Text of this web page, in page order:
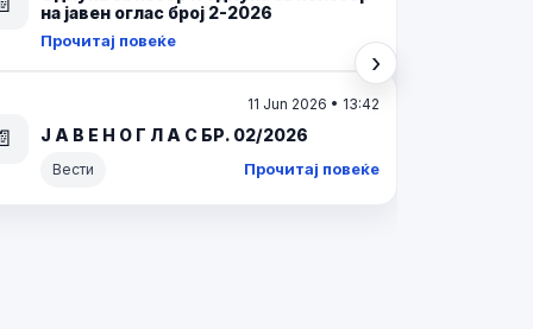
Вести
О Д Л У К А За избор на кандидат по
Интерен оглас број 02/2025 за
унапредување на административен
службеник во Центар за управување
›Следно